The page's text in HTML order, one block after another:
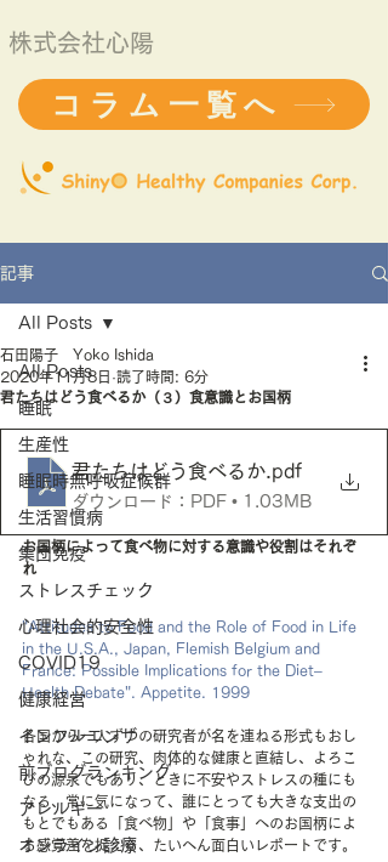
株式会社心陽
コラム一覧へ
記事
All Posts
睡眠
生産性
睡眠時無呼吸症候群
生活習慣病
集団免疫
ストレスチェック
心理社会的安全性
COVID19
健康経営
インフルエンザ
前ブログランキング
アレルギー
オンライン診療
All Posts
君たちはどう食べるか（３）食意識とお国柄
石田陽子 Yoko Ishida
2020年11月8日 読了時間: 6分
君たちはどう食べるか .pdf
ダウンロード：PDF • 1.03MB
お国柄によって食べ物に対する意識や役割はそれぞ
れ
"Attitudes to Food and the Role of Food in Life
in the U.S.A., Japan, Flemish Belgium and
France: Possible Implications for the Diet–
Health Debate". Appetite. 1999
各国から一人ずつの研究者が名を連ねる形式もおし
ゃれな、この研究、肉体的な健康と直結し、よろこ
びの源泉でもあり、ときに不安やストレスの種にも
なる、常に気になって、誰にとっても大きな支出の
もとでもある「食べ物」や「食事」へのお国柄によ
る感覚差を捉える、たいへん面白いレポートです。